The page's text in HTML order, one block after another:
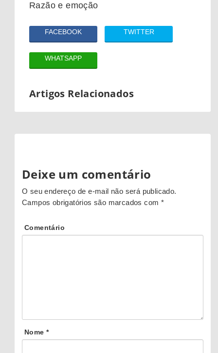
Razão e emoção
FACEBOOK TWITTER
WHATSAPP
Artigos Relacionados
Deixe um comentário
O seu endereço de e-mail não será publicado.
Campos obrigatórios são marcados com *
Comentário
Nome *